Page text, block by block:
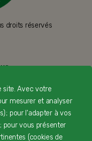
droits réservés
SANTÉ
site. Avec votre
mesurer et analyser
; pour l'adapter à vos
pour vous présenter
(cookies de